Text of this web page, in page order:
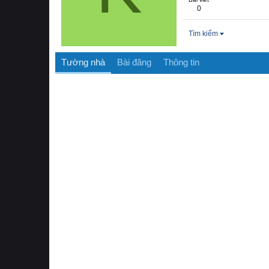
0
Tìm kiếm
Tường nhà Bài đăng Thông tin